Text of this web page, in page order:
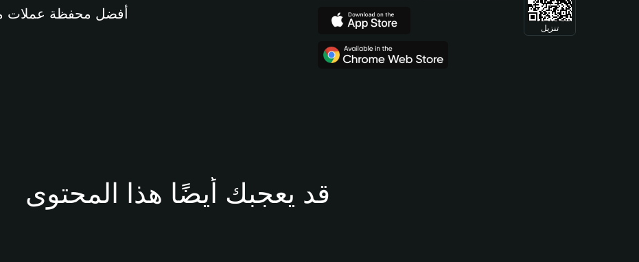
أفضل محفظة عملات مشفرة
تنزيل
قد يعجبك أيضًا هذا المحتوى